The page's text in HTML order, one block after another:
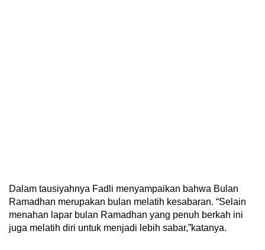
Dalam tausiyahnya Fadli menyampaikan bahwa Bulan
Ramadhan merupakan bulan melatih kesabaran. “Selain
menahan lapar bulan Ramadhan yang penuh berkah ini
juga melatih diri untuk menjadi lebih sabar,”katanya.